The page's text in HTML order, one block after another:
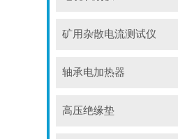
矿用杂散电流测试仪
轴承电加热器
高压绝缘垫